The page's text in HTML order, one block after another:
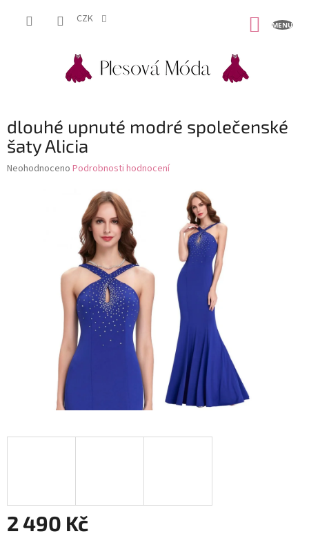
CZK
dlouhé upnuté modré společenské
šaty Alicia
Průměrné
Neohodnoceno Podrobnosti hodnocení
2 490 Kč